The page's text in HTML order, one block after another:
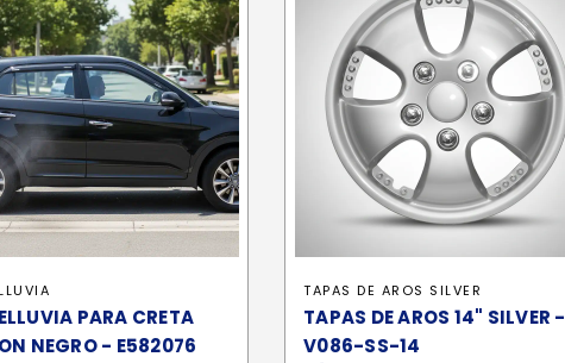
PARA CRETA
NEGRO - E582076
TAPAS DE AROS SILVER
TAPAS DE AROS 14" SILVER -
V086-SS-14